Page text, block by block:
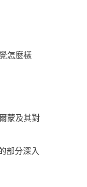
怎麼樣
蒙及其對
部分深入